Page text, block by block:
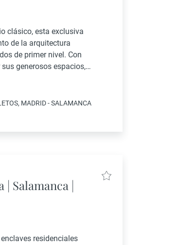
clásico, esta exclusiva
de la arquitectura
de primer nivel. Con
generosos espacios,
MADRID - SALAMANCA
Salamanca |
residenciales